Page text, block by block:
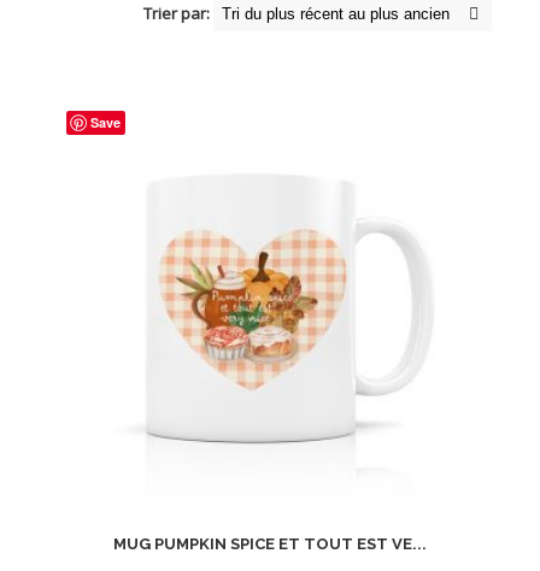
Trier par:
Save
MUG PUMPKIN SPICE ET TOUT EST VE...